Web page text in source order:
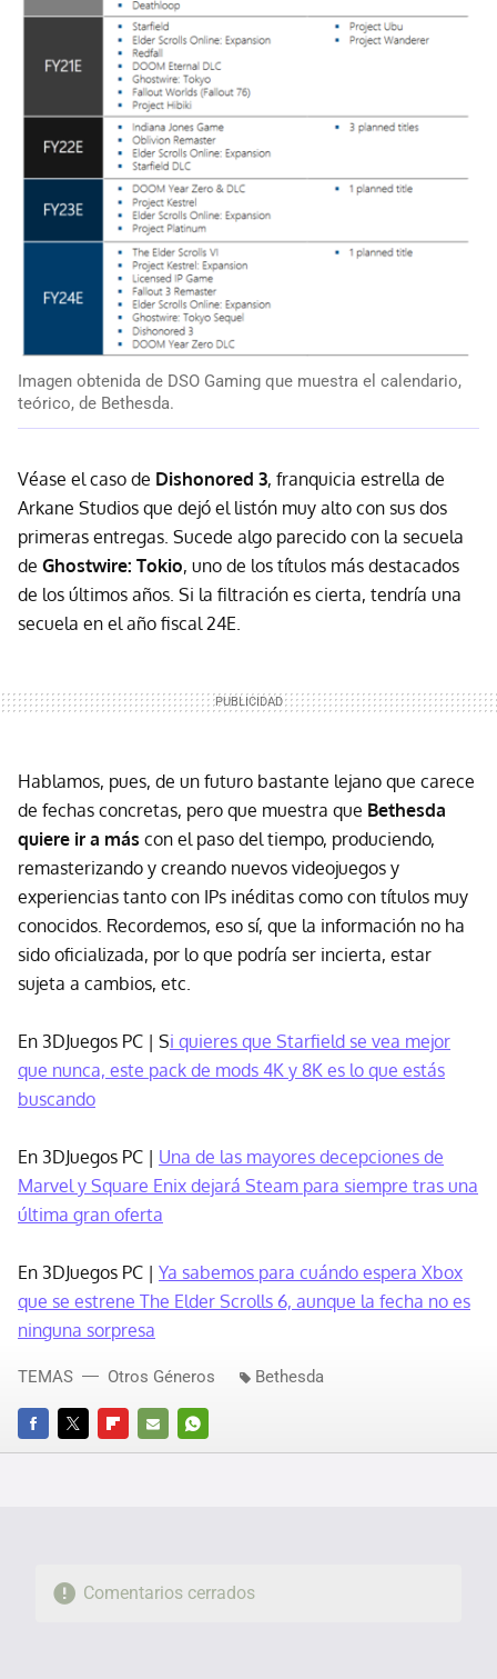
Imagen obtenida de DSO Gaming que muestra el calendario,
teórico, de Bethesda.
Véase el caso de Dishonored 3, franquicia estrella de
Arkane Studios que dejó el listón muy alto con sus dos
primeras entregas. Sucede algo parecido con la secuela
de Ghostwire: Tokio, uno de los títulos más destacados
de los últimos años. Si la filtración es cierta, tendría una
secuela en el año fiscal 24E.
Hablamos, pues, de un futuro bastante lejano que carece
de fechas concretas, pero que muestra que Bethesda
quiere ir a más con el paso del tiempo, produciendo,
remasterizando y creando nuevos videojuegos y
experiencias tanto con IPs inéditas como con títulos muy
conocidos. Recordemos, eso sí, que la información no ha
sido oficializada, por lo que podría ser incierta, estar
sujeta a cambios, etc.
En 3DJuegos PC | Si quieres que Starfield se vea mejor
que nunca, este pack de mods 4K y 8K es lo que estás
buscando
En 3DJuegos PC | Una de las mayores decepciones de
Marvel y Square Enix dejará Steam para siempre tras una
última gran oferta
En 3DJuegos PC | Ya sabemos para cuándo espera Xbox
que se estrene The Elder Scrolls 6, aunque la fecha no es
ninguna sorpresa
FACEBOOKTWITTERFLIPBOARD
E-
WHATSAPP
TEMAS Otros Géneros Bethesda
Comentarios cerrados